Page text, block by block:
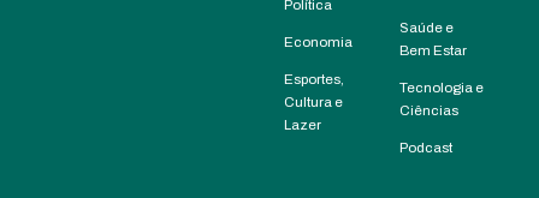
Política
Economia
Esportes,
Cultura e
Lazer
Saúde e
Bem Estar
Tecnologia e
Ciências
Podcast